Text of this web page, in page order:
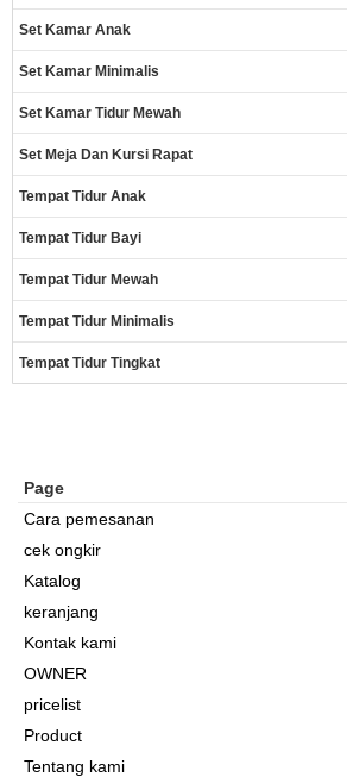
Set Kamar Anak
Set Kamar Minimalis
Set Kamar Tidur Mewah
Set Meja Dan Kursi Rapat
Tempat Tidur Anak
Tempat Tidur Bayi
Tempat Tidur Mewah
Tempat Tidur Minimalis
Tempat Tidur Tingkat
Page
Cara pemesanan
cek ongkir
Katalog
keranjang
Kontak kami
OWNER
pricelist
Product
Tentang kami